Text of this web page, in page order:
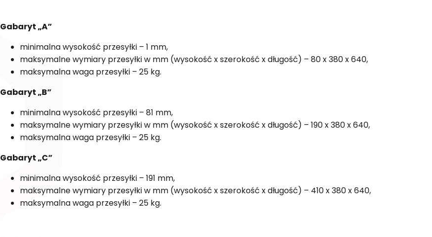
Gabaryt „A”
minimalna wysokość przesyłki – 1 mm,
maksymalne wymiary przesyłki w mm (wysokość x szerokość x długość) – 80 x 380 x 640,
maksymalna waga przesyłki – 25 kg.
Gabaryt „B”
minimalna wysokość przesyłki – 81 mm,
maksymalne wymiary przesyłki w mm (wysokość x szerokość x długość) – 190 x 380 x 640,
maksymalna waga przesyłki – 25 kg.
Gabaryt „C”
minimalna wysokość przesyłki – 191 mm,
maksymalne wymiary przesyłki w mm (wysokość x szerokość x długość) – 410 x 380 x 640,
maksymalna waga przesyłki – 25 kg.